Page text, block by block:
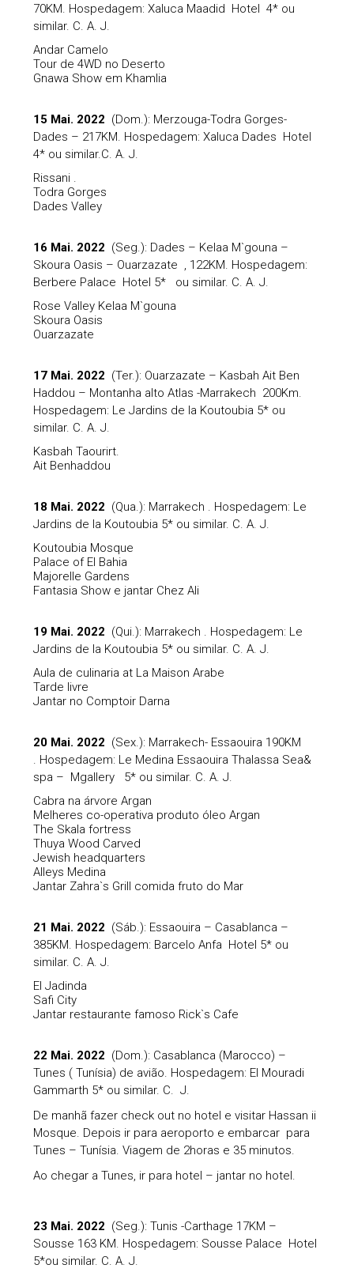
70KM. Hospedagem: Xaluca Maadid Hotel 4* ou
similar. C. A. J.
Andar Camelo
Tour de 4WD no Deserto
Gnawa Show em Khamlia
15 Mai. 2022 (Dom.): Merzouga-Todra Gorges-
Dades – 217KM. Hospedagem: Xaluca Dades Hotel
4* ou similar.C. A. J.
Rissani .
Todra Gorges
Dades Valley
16 Mai. 2022 (Seg.): Dades – Kelaa M`gouna –
Skoura Oasis – Ouarzazate , 122KM. Hospedagem:
Berbere Palace Hotel 5* ou similar. C. A. J.
Rose Valley Kelaa M`gouna
Skoura Oasis
Ouarzazate
17 Mai. 2022 (Ter.): Ouarzazate – Kasbah Ait Ben
Haddou – Montanha alto Atlas -Marrakech 200Km.
Hospedagem: Le Jardins de la Koutoubia 5* ou
similar. C. A. J.
Kasbah Taourirt.
Ait Benhaddou
18 Mai. 2022 (Qua.): Marrakech . Hospedagem: Le
Jardins de la Koutoubia 5* ou similar. C. A. J.
Koutoubia Mosque
Palace of El Bahia
Majorelle Gardens
Fantasia Show e jantar Chez Ali
19 Mai. 2022 (Qui.): Marrakech . Hospedagem: Le
Jardins de la Koutoubia 5* ou similar. C. A. J.
Aula de culinaria at La Maison Arabe
Tarde livre
Jantar no Comptoir Darna
20 Mai. 2022 (Sex.): Marrakech- Essaouira 190KM
. Hospedagem: Le Medina Essaouira Thalassa Sea&
spa – Mgallery 5* ou similar. C. A. J.
Cabra na árvore Argan
Melheres co-operativa produto óleo Argan
The Skala fortress
Thuya Wood Carved
Jewish headquarters
Alleys Medina
Jantar Zahra`s Grill comida fruto do Mar
21 Mai. 2022 (Sáb.): Essaouira – Casablanca –
385KM. Hospedagem: Barcelo Anfa Hotel 5* ou
similar. C. A. J.
El Jadinda
Safi City
Jantar restaurante famoso Rick`s Cafe
22 Mai. 2022 (Dom.): Casablanca (Marocco) –
Tunes ( Tunísia) de avião. Hospedagem: El Mouradi
Gammarth 5* ou similar. C. J.
De manhã fazer check out no hotel e visitar Hassan ii
Mosque. Depois ir para aeroporto e embarcar para
Tunes – Tunísia. Viagem de 2horas e 35 minutos.
Ao chegar a Tunes, ir para hotel – jantar no hotel.
23 Mai. 2022 (Seg.): Tunis -Carthage 17KM –
Sousse 163 KM. Hospedagem: Sousse Palace Hotel
5*ou similar. C. A. J.